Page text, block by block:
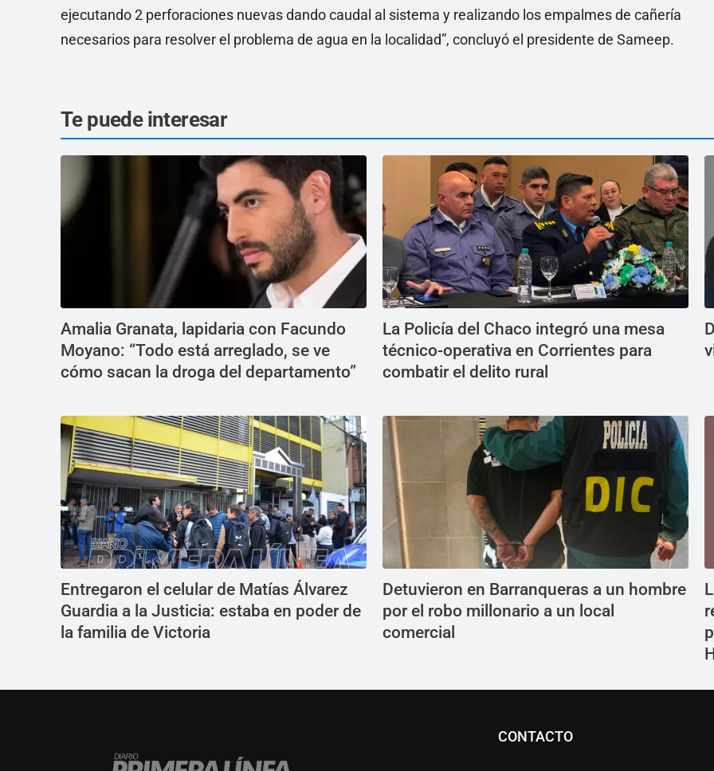
ejecutando 2 perforaciones nuevas dando caudal al sistema y realizando los empalmes de cañería
necesarios para resolver el problema de agua en la localidad”, concluyó el presidente de Sameep.
Te puede interesar
Amalia Granata, lapidaria con Facundo
Moyano: “Todo está arreglado, se ve
cómo sacan la droga del departamento”
La Policía del Chaco integró una mesa
técnico-operativa en Corrientes para
combatir el delito rural
Entregaron el celular de Matías Álvarez
Guardia a la Justicia: estaba en poder de
la familia de Victoria
Detuvieron en Barranqueras a un hombre
por el robo millonario a un local
comercial
CONTACTO